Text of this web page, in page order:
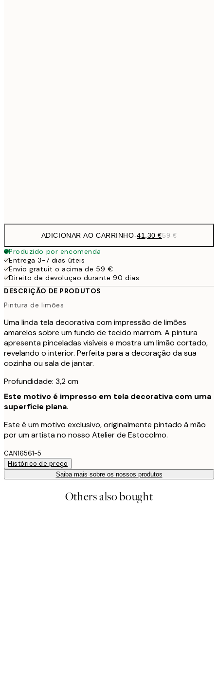
ADICIONAR AO CARRINHO-41,30 €59 €
Produzido por encomenda
Entrega 3-7 dias úteis
Envio gratuit o acima de 59 €
Direito de devolução durante 90 dias
DESCRIÇÃO DE PRODUTOS
Pintura de limões
Uma linda tela decorativa com impressão de limões
amarelos sobre um fundo de tecido marrom. A pintura
apresenta pinceladas visíveis e mostra um limão cortado,
revelando o interior. Perfeita para a decoração da sua
cozinha ou sala de jantar.
Profundidade: 3,2 cm
Este motivo é impresso em tela decorativa com uma
superfície plana.
Este é um motivo exclusivo, originalmente pintado à mão
por um artista no nosso Atelier de Estocolmo.
CAN16561-5
Histórico de preço
Saiba mais sobre os nossos produtos
Others also bought